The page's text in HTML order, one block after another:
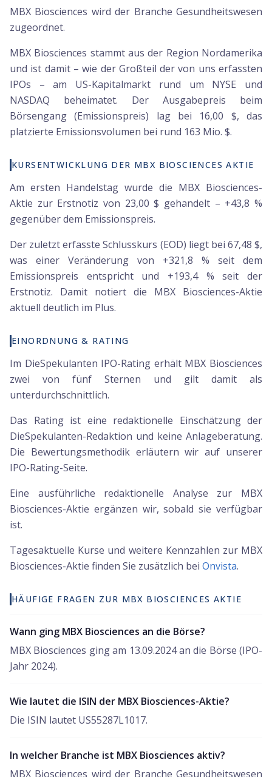
MBX Biosciences wird der Branche Gesundheitswesen
zugeordnet.
MBX Biosciences stammt aus der Region Nordamerika
und ist damit – wie der Großteil der von uns erfassten
IPOs – am US-Kapitalmarkt rund um NYSE und
NASDAQ beheimatet. Der Ausgabepreis beim
Börsengang (Emissionspreis) lag bei 16,00 $, das
platzierte Emissionsvolumen bei rund 163 Mio. $.
KURSENTWICKLUNG DER MBX BIOSCIENCES AKTIE
Am ersten Handelstag wurde die MBX Biosciences-
Aktie zur Erstnotiz von 23,00 $ gehandelt – +43,8 %
gegenüber dem Emissionspreis.
Der zuletzt erfasste Schlusskurs (EOD) liegt bei 67,48 $,
was einer Veränderung von +321,8 % seit dem
Emissionspreis entspricht und +193,4 % seit der
Erstnotiz. Damit notiert die MBX Biosciences-Aktie
aktuell deutlich im Plus.
EINORDNUNG & RATING
Im DieSpekulanten IPO-Rating erhält MBX Biosciences
zwei von fünf Sternen und gilt damit als
unterdurchschnittlich.
Das Rating ist eine redaktionelle Einschätzung der
DieSpekulanten-Redaktion und keine Anlageberatung.
Die Bewertungsmethodik erläutern wir auf unserer
IPO-Rating-Seite.
Eine ausführliche redaktionelle Analyse zur MBX
Biosciences-Aktie ergänzen wir, sobald sie verfügbar
ist.
Tagesaktuelle Kurse und weitere Kennzahlen zur MBX
Biosciences-Aktie finden Sie zusätzlich bei Onvista.
HÄUFIGE FRAGEN ZUR MBX BIOSCIENCES AKTIE
Wann ging MBX Biosciences an die Börse?
MBX Biosciences ging am 13.09.2024 an die Börse (IPO-
Jahr 2024).
Wie lautet die ISIN der MBX Biosciences-Aktie?
Die ISIN lautet US55287L1017.
In welcher Branche ist MBX Biosciences aktiv?
MBX Biosciences wird der Branche Gesundheitswesen